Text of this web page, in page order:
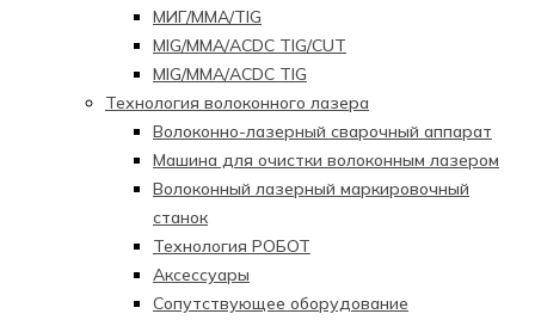
МИГ/ММА/TIG
MIG/MMA/ACDC TIG/CUT
MIG/MMA/ACDC TIG
Технология волоконного лазера
Волоконно-лазерный сварочный аппарат
Машина для очистки волоконным лазером
Волоконный лазерный маркировочный
станок
Технология РОБОТ
Аксессуары
Сопутствующее оборудование